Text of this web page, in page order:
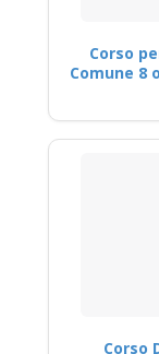
Corso
Comune 8
Corso